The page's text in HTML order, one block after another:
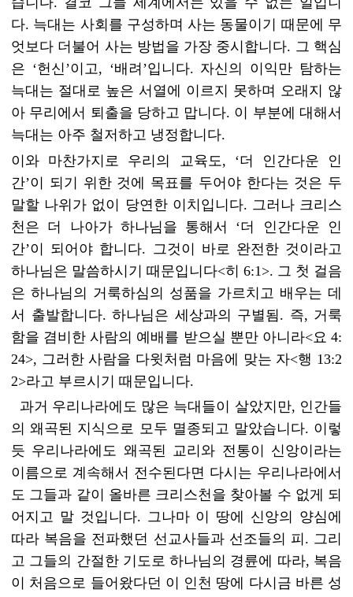
다. 늑대는 사회를 구성하며 사는 동물이기 때문에 무
엇보다 더불어 사는 방법을 가장 중시합니다. 그 핵심
은 ‘헌신’이고, ‘배려’입니다. 자신의 이익만 탐하는
늑대는 절대로 높은 서열에 이르지 못하며 오래지 않
아 무리에서 퇴출을 당하고 맙니다. 이 부분에 대해서
늑대는 아주 철저하고 냉정합니다.
이와 마찬가지로 우리의 교육도, ‘더 인간다운 인
간’이 되기 위한 것에 목표를 두어야 한다는 것은 두
말할 나위가 없이 당연한 이치입니다. 그러나 크리스
천은 더 나아가 하나님을 통해서 ‘더 인간다운 인
간’이 되어야 합니다. 그것이 바로 완전한 것이라고
하나님은 말씀하시기 때문입니다<히 6:1>. 그 첫 걸음
은 하나님의 거룩하심의 성품을 가르치고 배우는 데
서 출발합니다. 하나님은 세상과의 구별됨. 즉, 거룩
함을 겸비한 사람의 예배를 받으실 뿐만 아니라<요 4:
24>, 그러한 사람을 다윗처럼 마음에 맞는 자<행 13:2
2>라고 부르시기 때문입니다.
과거 우리나라에도 많은 늑대들이 살았지만, 인간들
의 왜곡된 지식으로 모두 멸종되고 말았습니다. 이렇
듯 우리나라에도 왜곡된 교리와 전통이 신앙이라는
이름으로 계속해서 전수된다면 다시는 우리나라에서
도 그들과 같이 올바른 크리스천을 찾아볼 수 없게 되
어지고 말 것입니다. 그나마 이 땅에 신앙의 양심에
따라 복음을 전파했던 선교사들과 선조들의 피. 그리
고 그들의 간절한 기도로 하나님의 경륜에 따라, 복음
이 처음으로 들어왔다던 이 인천 땅에 다시금 바른 성